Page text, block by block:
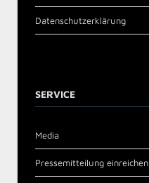
Datenschutzerklärung
SERVICE
Media
Pressemitteilung einreichen